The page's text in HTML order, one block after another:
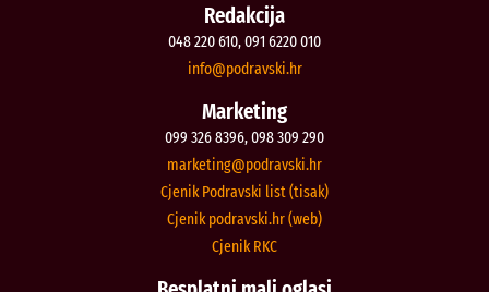
Redakcija
048 220 610, 091 6220 010
rh.iksvardop
@ofni
Marketing
099 326 8396, 098 309 290
rh.iksvardop
@gnitekram
Cjenik Podravski list (tisak)
Cjenik podravski.hr (web)
Cjenik RKC